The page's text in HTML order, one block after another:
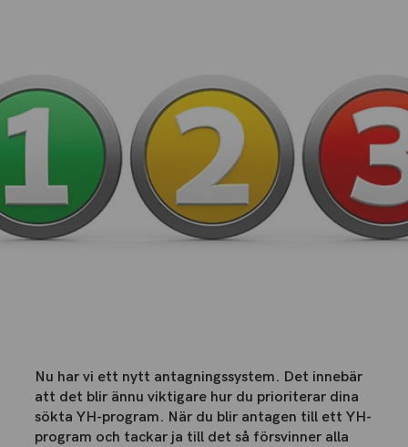
Nu har vi ett nytt antagningssystem. Det innebär
att det blir ännu viktigare hur du prioriterar dina
sökta YH-program. När du blir antagen till ett YH-
program och tackar ja till det så försvinner alla